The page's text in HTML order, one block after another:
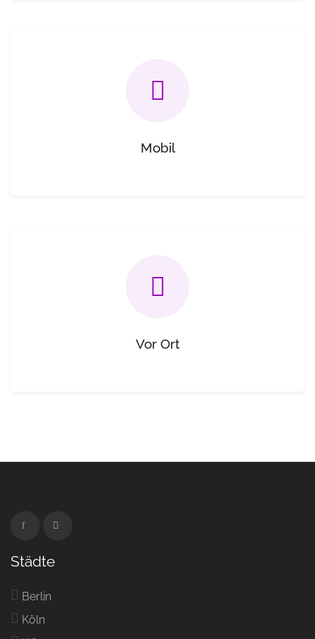
Mobil
Vor Ort
Städte
Berlin
Köln